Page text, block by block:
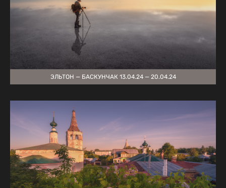
ЭЛЬТОН — БАСКУНЧАК 13.04.24 — 20.04.24